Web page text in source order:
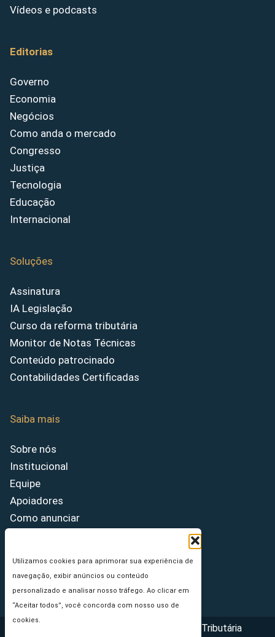
Utilizamos cookies para aprimorar sua experiência de
navegação, exibir anúncios ou conteúdo
personalizado e analisar nosso tráfego. Ao clicar em
“Aceitar todos”, você concorda com nosso uso de
cookies.
Vídeos e podcasts
Editorias
Governo
Economia
Negócios
Como anda o mercado
Congresso
Justiça
Tecnologia
Educação
Internacional
Soluções
Assinatura
IA Legislação
Curso da reforma tributária
Monitor de Notas Técnicas
Conteúdo patrocinado
Contabilidades Certificadas
Saiba mais
Sobre nós
Institucional
Equipe
Apoiadores
Como anunciar
Princípios Editoriais
Copyright © 2026 - Portal da Reforma Tributária